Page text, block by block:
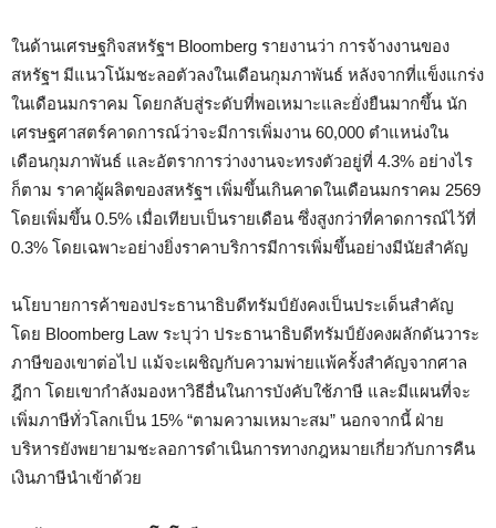
ในด้านเศรษฐกิจสหรัฐฯ Bloomberg รายงานว่า การจ้างงานของ
สหรัฐฯ มีแนวโน้มชะลอตัวลงในเดือนกุมภาพันธ์ หลังจากที่แข็งแกร่ง
ในเดือนมกราคม โดยกลับสู่ระดับที่พอเหมาะและยั่งยืนมากขึ้น นัก
เศรษฐศาสตร์คาดการณ์ว่าจะมีการเพิ่มงาน 60,000 ตำแหน่งใน
เดือนกุมภาพันธ์ และอัตราการว่างงานจะทรงตัวอยู่ที่ 4.3% อย่างไร
ก็ตาม ราคาผู้ผลิตของสหรัฐฯ เพิ่มขึ้นเกินคาดในเดือนมกราคม 2569
โดยเพิ่มขึ้น 0.5% เมื่อเทียบเป็นรายเดือน ซึ่งสูงกว่าที่คาดการณ์ไว้ที่
0.3% โดยเฉพาะอย่างยิ่งราคาบริการมีการเพิ่มขึ้นอย่างมีนัยสำคัญ
นโยบายการค้าของประธานาธิบดีทรัมป์ยังคงเป็นประเด็นสำคัญ
โดย Bloomberg Law ระบุว่า ประธานาธิบดีทรัมป์ยังคงผลักดันวาระ
ภาษีของเขาต่อไป แม้จะเผชิญกับความพ่ายแพ้ครั้งสำคัญจากศาล
ฎีกา โดยเขากำลังมองหาวิธีอื่นในการบังคับใช้ภาษี และมีแผนที่จะ
เพิ่มภาษีทั่วโลกเป็น 15% “ตามความเหมาะสม” นอกจากนี้ ฝ่าย
บริหารยังพยายามชะลอการดำเนินการทางกฎหมายเกี่ยวกับการคืน
เงินภาษีนำเข้าด้วย